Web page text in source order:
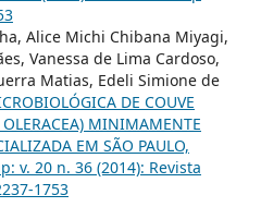
Alice Michi Chibana Miyagi,
Vanessa de Lima Cardoso,
Matias, Edeli Simione de
DE COUVE
MINIMAMENTE
EM SÃO PAULO,
v. 20 n. 36 (2014): Revista
1753